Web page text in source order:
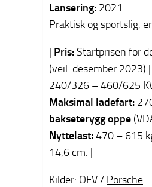
Lansering: 2021
Praktisk og sportslig,
| Pris: Startprisen for
(veil. desember 2023) |
240/326 – 460/625
Maksimal ladefart:
bakseterygg oppe
Nyttelast:470 – 615
14,6 cm. |
Kilder: OFV / Porsche